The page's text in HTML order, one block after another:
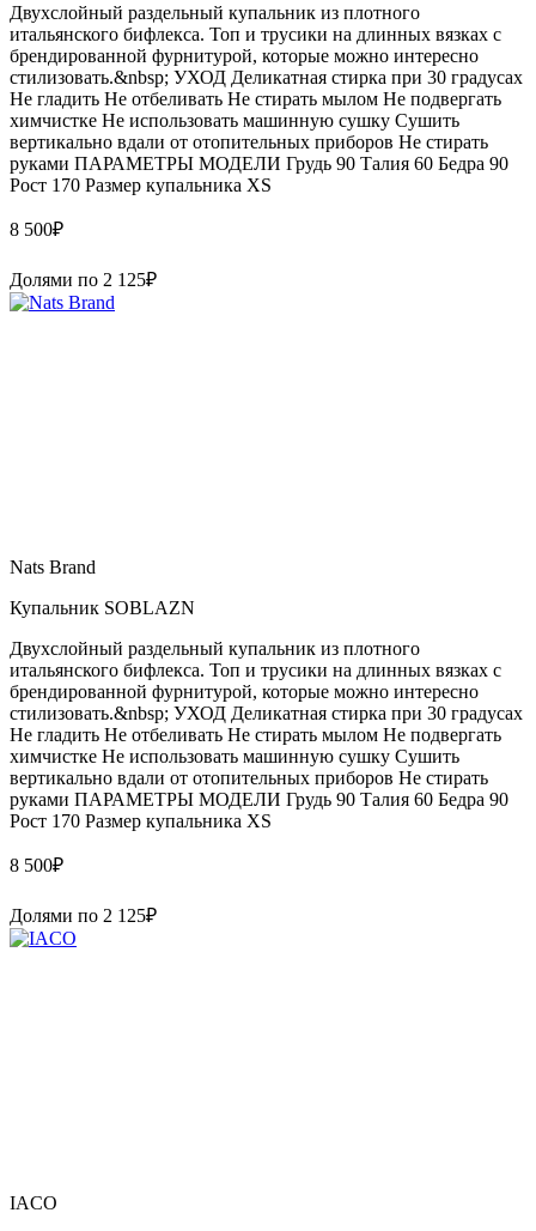
Двухслойный раздельный купальник из плотного
итальянского бифлекса. Топ и трусики на длинных вязках с
брендированной фурнитурой, которые можно интересно
стилизовать.&nbsp; УХОД Деликатная стирка при 30 градусах
Не гладить Не отбеливать Не стирать мылом Не подвергать
химчистке Не использовать машинную сушку Сушить
вертикально вдали от отопительных приборов Не стирать
руками ПАРАМЕТРЫ МОДЕЛИ Грудь 90 Талия 60 Бедра 90
Рост 170 Размер купальника XS
8 500₽
Долями по 2 125₽
Nats Brand
Купальник SOBLAZN
Двухслойный раздельный купальник из плотного
итальянского бифлекса. Топ и трусики на длинных вязках с
брендированной фурнитурой, которые можно интересно
стилизовать.&nbsp; УХОД Деликатная стирка при 30 градусах
Не гладить Не отбеливать Не стирать мылом Не подвергать
химчистке Не использовать машинную сушку Сушить
вертикально вдали от отопительных приборов Не стирать
руками ПАРАМЕТРЫ МОДЕЛИ Грудь 90 Талия 60 Бедра 90
Рост 170 Размер купальника XS
8 500₽
Долями по 2 125₽
IACO